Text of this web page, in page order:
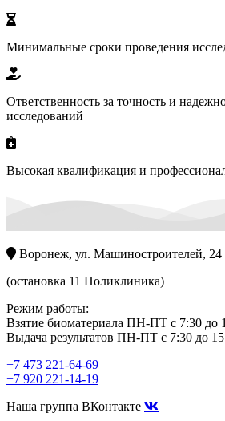
Минимальные сроки проведения
Ответственность за точность и
исследований
Высокая квалификация и
Воронеж, ул. Машиностроителей, 24
(остановка 11 Поликлиника)
Режим работы:
Взятие биоматериала ПН-ПТ с 7:30 до
Выдача результатов ПН-ПТ с 7:30 до
+7 473 221-64-69
+7 920 221-14-19
Наша группа ВКонтакте